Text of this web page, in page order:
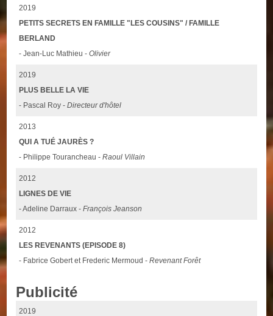
2019
PETITS SECRETS EN FAMILLE "LES COUSINS" / FAMILLE
BERLAND
- Jean-Luc Mathieu -Olivier
2019
PLUS BELLE LA VIE
- Pascal Roy -Directeur d'hôtel
2013
QUI A TUÉ JAURÈS ?
- Philippe Tourancheau -Raoul Villain
2012
LIGNES DE VIE
- Adeline Darraux -François Jeanson
2012
LES REVENANTS (EPISODE 8)
- Fabrice Gobert et Frederic Mermoud -Revenant Forêt
Publicité
2019